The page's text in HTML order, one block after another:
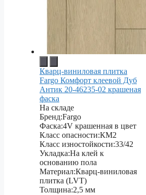
Кварц-виниловая плитка
Fargo Комфорт клеевой Дуб
Антик 20-46235-02 крашеная
фаска
На складе
Бренд:Fargo
Фаска:4V крашенная в цвет
Класс опасности:КМ2
Класс изностойкости:33/42
Укладка:На клей к
основанию пола
Материал:Кварц-виниловая
плитка (LVT)
Толщина:2,5 мм